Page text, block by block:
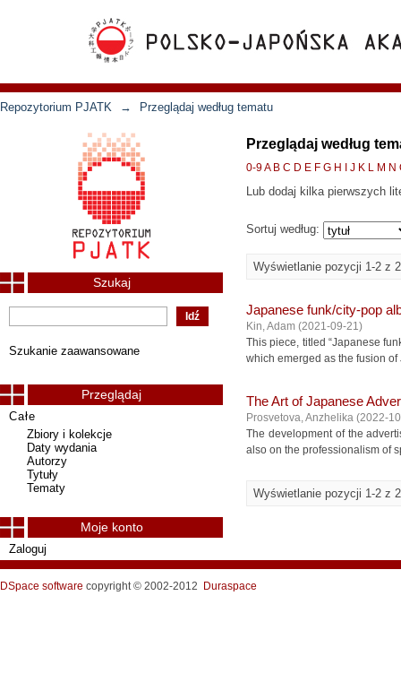
Repozytorium PJATK → Przeglądaj według tematu
Przeglądaj według
0-9A B C D E F G H J K L M N
Lub dodaj kilka pierwszych
Sortuj według:
Wyświetlanie pozycji 1-2 z 2
Japanese funk/city-pop
Kin, Adam (2021-09-21)
This piece, titled “Japanese
which emerged as the fusion
The Art of Japanese
Prosvetova, Anzhelika (2022-
The development of the
also on the professionalism of
Wyświetlanie pozycji 1-2 z 2
Szukaj
Szukanie zaawansowane
Przeglądaj
Całe
Zbiory i kolekcje
Daty wydania
Autorzy
Tytuły
Tematy
Moje konto
Zaloguj
DSpace software copyright © 2002-2012 Duraspace